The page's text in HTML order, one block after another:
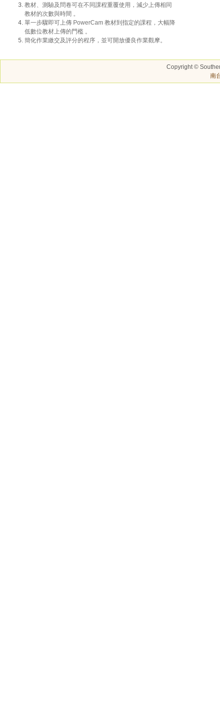
教材、測驗及問卷可在不同課程重覆使用，減少上傳相同
教材的次數與時間 。
單一步驟即可上傳 PowerCam 教材到指定的課程，大幅降
低數位教材上傳的門檻 。
簡化作業繳交及評分的程序，並可開放優良作業觀摩。
Copyright ©
南